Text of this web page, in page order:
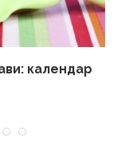
календар